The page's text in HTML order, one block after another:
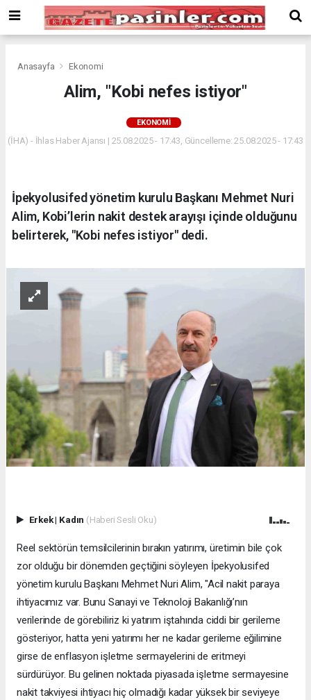
Bonusu
Veren
deneme
bonus
Bonus
Veren
Anasayfa Ekonomi
Alim, "Kobi nefes istiyor"
EKONOMI
(İHA) - İhlas Haber Ajansı | 25.08.2025 - 17:43, Güncelleme: 25.08.2025 - 17:43
İpekyolusifed yönetim kurulu Başkanı Mehmet Nuri
Alim, Kobi’lerin nakit destek arayışı içinde olduğunu
belirterek, "Kobi nefes istiyor" dedi.
Erkek| Kadın (Haberi Sesli Oku)
Reel sektörün temsilcilerinin bırakın yatırımı, üretimin bile çok
zor olduğu bir dönemden geçtiğini söyleyen İpekyolusifed
yönetim kurulu Başkanı Mehmet Nuri Alim, "Acil nakit paraya
ihtiyacımız var. Bunu Sanayi ve Teknoloji Bakanlığı’nın
verilerinde de görebiliriz ki yatırım iştahında ciddi bir gerileme
gösteriyor, hatta yeni yatırımı her ne kadar gerileme eğilimine
girse de enflasyon işletme sermayelerini de eritmeyi
sürdürüyor. Bu gelinen noktada piyasada işletme sermayesine
nakit takviyesi ihtiyacı hiç olmadığı kadar yüksek bir seviyeye